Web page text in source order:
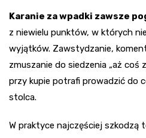
Karanie za wpadki zawsze
z niewielu punktów, w których
wyjątków. Zawstydzanie,
zmuszanie do siedzenia „aż coś
przy kupie potrafi prowadzić do
stolca.
W praktyce najczęściej szkodzą